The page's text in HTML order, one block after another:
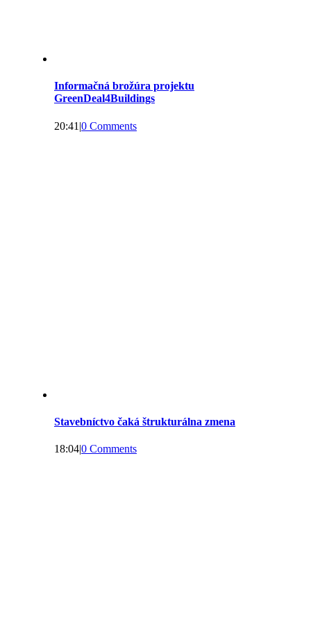
Informačná brožúra projektu
GreenDeal4Buildings
20:41 |0 Comments
Stavebníctvo čaká štrukturálna zmena
18:04|0 Comments